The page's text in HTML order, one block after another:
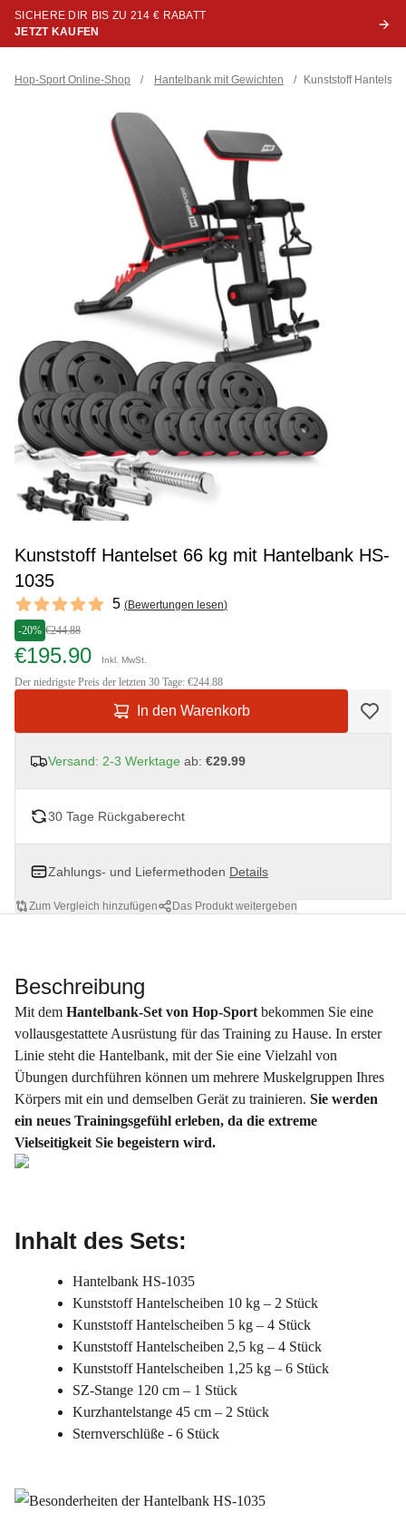
SICHERE DIR BIS ZU 214 € RABATT
JETZT KAUFEN
Hop-Sport Online-Shop / Hantelbank mit Gewichten / Kunststoff
Kunststoff Hantelset 66 kg mit Hantelbank HS-
1035
Reviews
5 out of 5 stars 5 (Bewertungen lesen)
-20% €244.88
€195.90 Inkl. MwSt.
Der niedrigste Preis der letzten 30 Tage: €244.88
In den Warenkorb
Versand: 2-3 Werktage ab: €29.99
30 Tage Rückgaberecht
Zahlungs- und Liefermethoden Details
Zum Vergleich hinzufügen Das Produkt weitergeben
Beschreibung
Mit dem Hantelbank-Set von Hop-Sport bekommen Sie eine
vollausgestattete Ausrüstung für das Training zu Hause. In erster
Linie steht die Hantelbank, mit der Sie eine Vielzahl von
Übungen durchführen können um mehrere Muskelgruppen Ihres
Körpers mit ein und demselben Gerät zu trainieren. Sie werden
ein neues Trainingsgefühl erleben, da die extreme
Vielseitigkeit Sie begeistern wird.
Inhalt des Sets:
Hantelbank HS-1035
Kunststoff Hantelscheiben 10 kg – 2 Stück
Kunststoff Hantelscheiben 5 kg – 4 Stück
Kunststoff Hantelscheiben 2,5 kg – 4 Stück
Kunststoff Hantelscheiben 1,25 kg – 6 Stück
SZ-Stange 120 cm – 1 Stück
Kurzhantelstange 45 cm – 2 Stück
Sternverschlüße - 6 Stück